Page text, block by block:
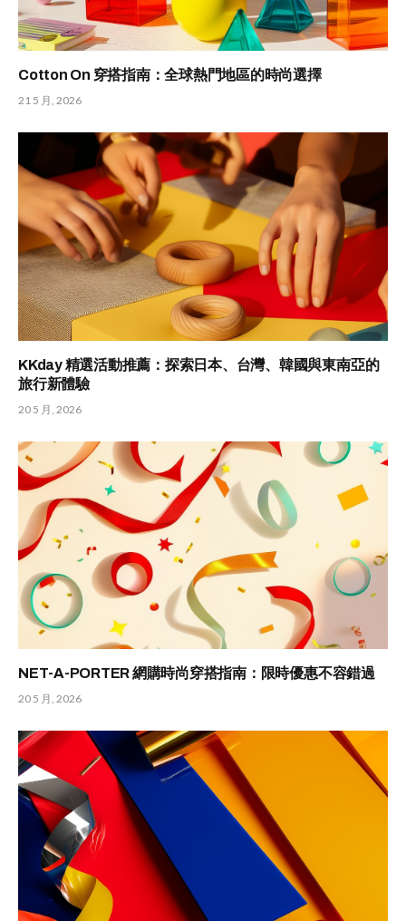
Cotton On 穿搭指南：全球熱門地區的時尚選擇
21 5 月, 2026
KKday 精選活動推薦：探索日本、台灣、韓國與東南亞的
旅行新體驗
20 5 月, 2026
NET-A-PORTER 網購時尚穿搭指南：限時優惠不容錯過
20 5 月, 2026